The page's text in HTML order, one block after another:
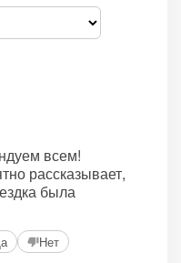
всем!
рассказывает,
была
Нет